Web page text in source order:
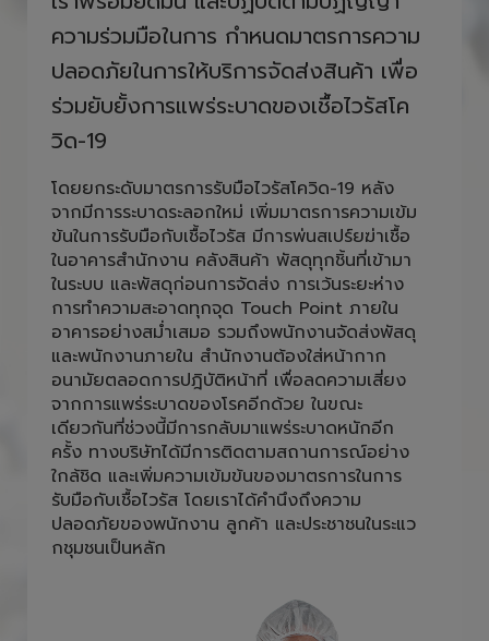
บริษัท แอลวี ออโตเมชั่น จำกัด
ห่วงใยคนไทย รวมใจสู้ COVID ไป
ด้วยกัน
เราพร้อมยึดมั่น และปฏิบัติตามปฏิญญา
ความร่วมมือในการ กำหนดมาตรการความ
ปลอดภัยในการให้บริการจัดส่งสินค้า เพื่อ
ร่วมยับยั้งการแพร่ระบาดของเชื้อไวรัสโค
วิด-19
โดยยกระดับมาตรการรับมือไวรัสโควิด-19 หลัง
จากมีการระบาดระลอกใหม่ เพิ่มมาตรการความเข้ม
ข้นในการรับมือกับเชื้อไวรัส มีการพ่นสเปร์ยฆ่าเชื้อ
ในอาคารสำนักงาน คลังสินค้า พัสดุทุกชิ้นที่เข้ามา
ในระบบ และพัสดุก่อนการจัดส่ง การเว้นระยะห่าง
การทำความสะอาดทุกจุด Touch Point ภายใน
อาคารอย่างสม่ำเสมอ รวมถึงพนักงานจัดส่งพัสดุ
และพนักงานภายใน สำนักงานต้องใส่หน้ากาก
จากการแพร่ระบาดของโรคอีกด้วย ในขณะ
เดียวกันที่ช่วงนี้มีการกลับมาแพร่ระบาดหนักอีก